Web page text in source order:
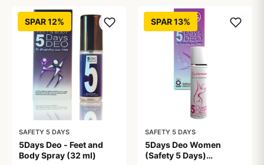
SPAR 12%
SAFETY 5 DAYS
5Days Deo - Feet and
Body Spray (32 ml)
SPAR 13%
SAFETY 5 DAYS
5Days Deo Women
(Safety 5 Days)